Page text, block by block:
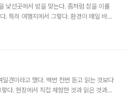
낯선곳에서 밤을 맞는다. 좀처럼 잠을 이룰
. 특히 여행지에서 그렇다. 환경이 매일 바뀐
론나루와에서 숙소로 이동중에 본 것이다.
까지 길을 비켜준다고 한다. 이동중에 이곳
란 호수가 있는 곳에 코키리가 있다. 우리나
직 개간하지 않은 땅이 많기 때문일 것이다.
견이라고 했다. 백번 천번 듣고 읽는 것보다
다. 현장에서 직접 체험한 것과 읽은 것과는